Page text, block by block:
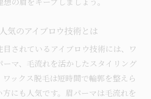
気のアイブロウ技術とは
目されているアイブロウ技術には、ワ
ーマ、毛流れを活かしたスタイリング
ックス脱毛は短時間で輪郭を整えら
にも人気です。眉パーマは毛流れを